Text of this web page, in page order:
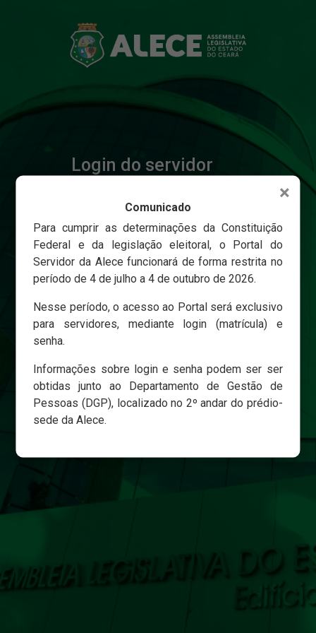
Login do servidor
Senha
Esqueci minha senha
×
Comunicado
Para cumprir as determinações da Constituição
Federal e da legislação eleitoral, o Portal do
Servidor da Alece funcionará de forma restrita no
período de 4 de julho a 4 de outubro de 2026.
Nesse período, o acesso ao Portal será exclusivo
para servidores, mediante login (matrícula) e
senha.
Informações sobre login e senha podem ser ser
obtidas junto ao Departamento de Gestão de
Pessoas (DGP), localizado no 2º andar do prédio-
sede da Alece.